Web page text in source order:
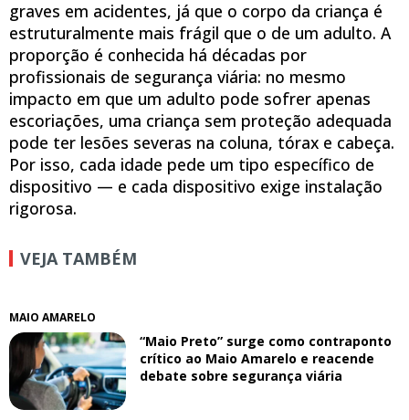
graves em acidentes, já que o corpo da criança é
estruturalmente mais frágil que o de um adulto. A
proporção é conhecida há décadas por
profissionais de segurança viária: no mesmo
impacto em que um adulto pode sofrer apenas
escoriações, uma criança sem proteção adequada
pode ter lesões severas na coluna, tórax e cabeça.
Por isso, cada idade pede um tipo específico de
dispositivo — e cada dispositivo exige instalação
rigorosa.
VEJA TAMBÉM
MAIO AMARELO
“Maio Preto” surge como contraponto
crítico ao Maio Amarelo e reacende
debate sobre segurança viária